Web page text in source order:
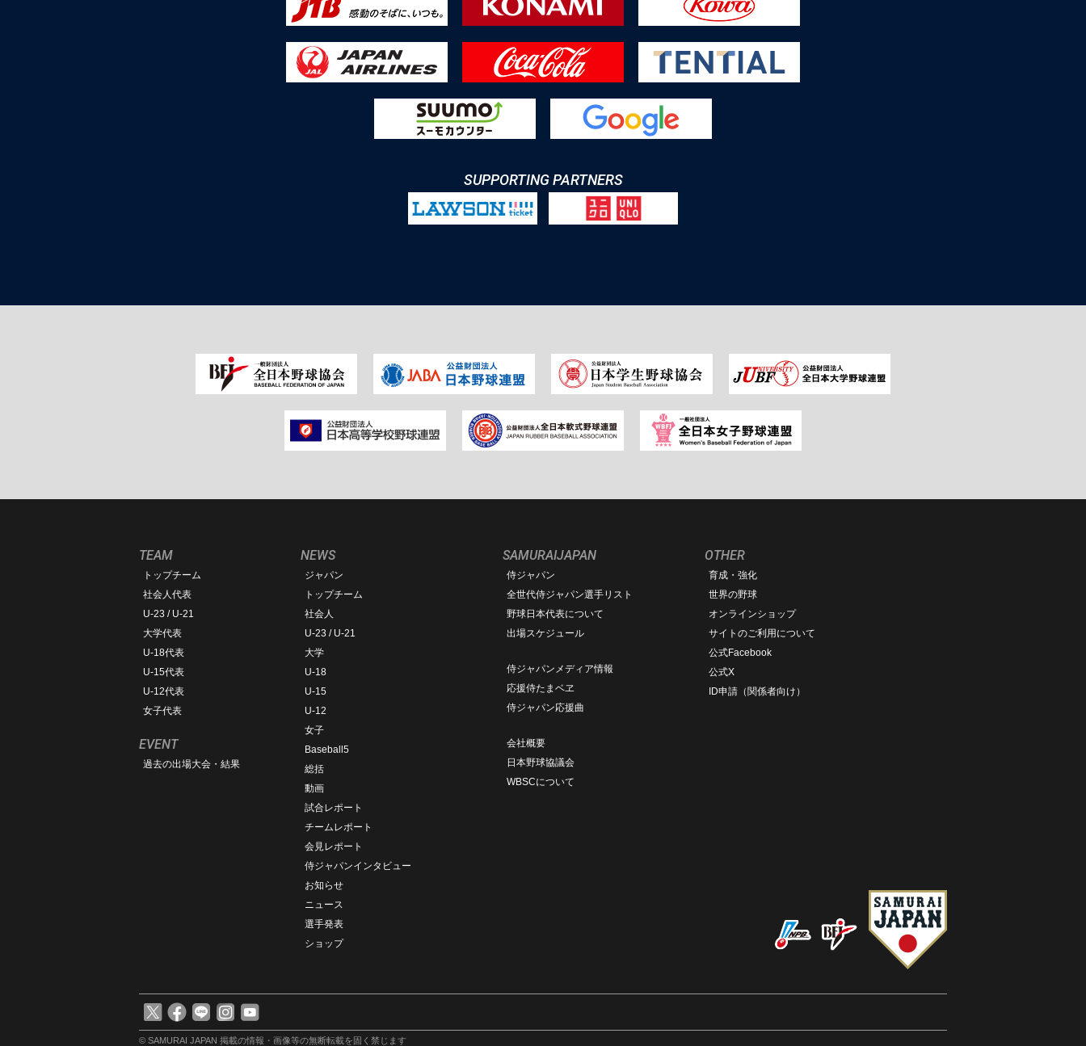
SUPPORTING PARTNERS
TEAM
トップチーム
社会人代表
U-23 / U-21
大学代表
U-18代表
U-15代表
U-12代表
女子代表
EVENT
過去の出場大会・結果
NEWS
ジャパン
トップチーム
社会人
U-23 / U-21
大学
U-18
U-15
U-12
女子
Baseball5
総括
動画
試合レポート
チームレポート
会見レポート
侍ジャパンインタビュー
お知らせ
ニュース
選手発表
ショップ
SAMURAIJAPAN
侍ジャパン
全世代侍ジャパン選手リスト
野球日本代表について
出場スケジュール
侍ジャパンメディア情報
応援侍たまベヱ
侍ジャパン応援曲
会社概要
日本野球協議会
WBSCについて
OTHER
育成・強化
世界の野球
オンラインショップ
サイトのご利用について
公式Facebook
公式X
ID申請（関係者向け）
© SAMURAI JAPAN 掲載の情報・画像等の無断転載を固く禁じます